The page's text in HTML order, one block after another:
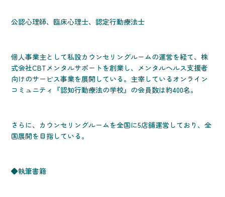
公認心理師、臨床心理士、認定行動療法士
個人事業主として私設カウンセリングルームの運営を経て、株
式会社CBTメンタルサポートを創業し、メンタルヘルス支援者
向けのサービス事業を展開している。主宰しているオンライン
コミュニティ『認知行動療法の学校』の会員数は約400名。
さらに、カウンセリングルームを全国に5店舗運営しており、全
国展開を目指している。
◆執筆書籍